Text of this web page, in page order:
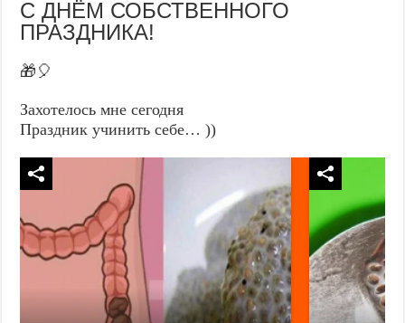
С ДНЁМ СОБСТВЕННОГО
ПРАЗДНИКА!
🎁🎈
Захотелось мне сегодня
Праздник учинить себе… ))